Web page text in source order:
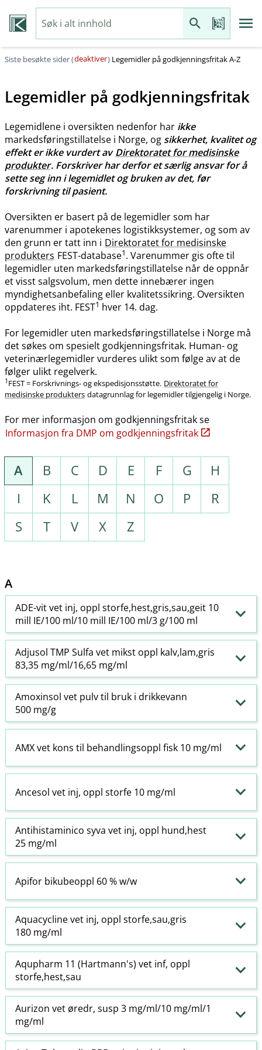
Siste besøkte sider (deaktiver) Legemidler på godkjenningsfritak A-Z
Legemidler på godkjenningsfritak
Legemidlene i oversikten nedenfor har ikke
markedsføringstillatelse i Norge, og sikkerhet, kvalitet og
effekt er ikke vurdert avDirektoratet for medisinske
produkter. Forskriver har derfor et særlig ansvar for å
sette seg inn i legemidlet og bruken av det, før
forskrivning til pasient.
Oversikten er basert på de legemidler som har
varenummer i apotekenes logistikksystemer, og som av
den grunn er tatt inn i Direktoratet for medisinske
produkters FEST-database1. Varenummer gis ofte til
legemidler uten markedsføringstillatelse når de oppnår
et visst salgsvolum, men dette innebærer ingen
myndighetsanbefaling eller kvalitetssikring. Oversikten
oppdateres iht. FEST1 hver 14. dag.
For legemidler uten markedsføringstillatelse i Norge må
det søkes om spesielt godkjenningsfritak. Human- og
veterinærlegemidler vurderes ulikt som følge av at de
følger ulikt regelverk.
1 FEST = Forskrivnings- og ekspedisjonsstøtte. Direktoratet for
medisinske produkters datagrunnlag for legemidler tilgjengelig i Norge.
For mer informasjon om godkjenningsfritak se
Informasjon fra DMP om godkjenningsfritak
A B C D E F G
H
I
K L M N O P
R
S
T V X Z
A
ADE-vit vet inj, oppl storfe,hest,gris,sau,geit 10
mill IE/100 ml/10 mill IE/100 ml/3 g/100 ml
Adjusol TMP Sulfa vet mikst oppl kalv,lam,gris
83,35 mg/ml/16,65 mg/ml
Amoxinsol vet pulv til bruk i drikkevann
500 mg/g
AMX vet kons til behandlingsoppl fisk 10 mg/ml
Ancesol vet inj, oppl storfe 10 mg/ml
Antihistaminico syva vet inj, oppl hund,hest
25 mg/ml
Apifor bikubeoppl 60 % w​/​w
Aquacycline vet inj, oppl storfe,sau,gris
180 mg/ml
Aqupharm 11 (Hartmann's) vet inf, oppl
storfe,hest,sau
Aurizon vet øredr, susp 3 mg/ml/10 mg/ml/1
mg/ml